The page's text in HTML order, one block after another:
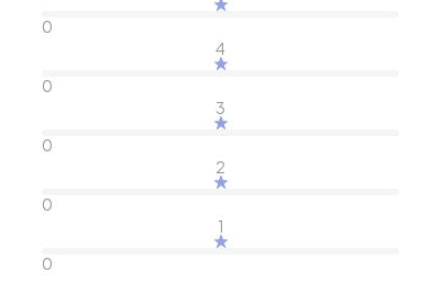
0
4
0
3
0
2
0
1
0